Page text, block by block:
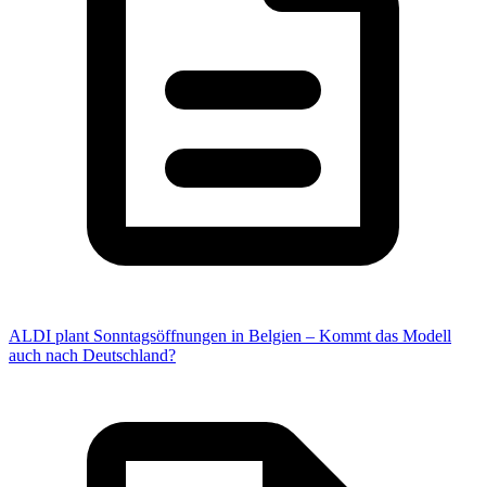
ALDI plant Sonntagsöffnungen in Belgien – Kommt das Modell
auch nach Deutschland?